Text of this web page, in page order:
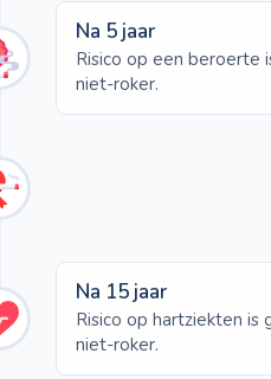
Na 5 jaar
Risico op een beroerte
niet-roker.
Na 15 jaar
Risico op hartziekten is
niet-roker.